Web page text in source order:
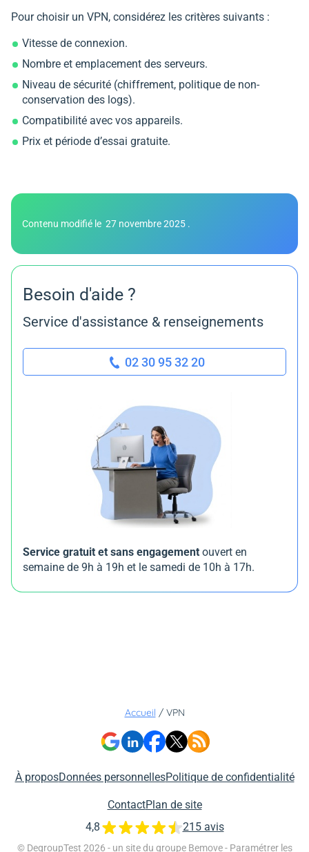
Pour choisir un VPN, considérez les critères suivants :
Vitesse de connexion.
Nombre et emplacement des serveurs.
Niveau de sécurité (chiffrement, politique de non-
conservation des logs).
Compatibilité avec vos appareils.
Prix et période d’essai gratuite.
Contenu modifié le 27 novembre 2025 .
Besoin d'aide ?
Service d'assistance & renseignements
02 30 95 32 20
Service gratuit et sans engagement ouvert en
semaine de 9h à 19h et le samedi de 10h à 17h.
Accueil / VPN
À proposDonnées personnellesPolitique de confidentialité
ContactPlan de site
© DegroupTest 2026 - un site du groupe Bemove - Paramétrer les
4,8 215 avis